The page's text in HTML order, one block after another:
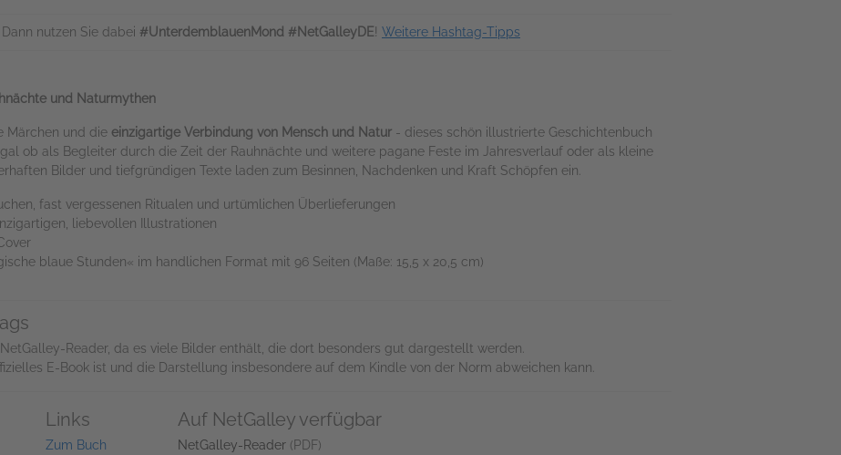
nutzen Sie dabei #UnterdemblauenMond #NetGalleyDE! Weitere Hashtag-Tipps
und Naturmythen
Märchen und die einzigartige Verbindung von Mensch und Natur - dieses schön illustrierte Geschichtenbuch
ob als Begleiter durch die Zeit der Rauhnächte und weitere pagane Feste im Jahresverlauf oder als kleine
Bilder und tiefgründigen Texte laden zum Besinnen, Nachdenken und Kraft Schöpfen ein.
fast vergessenen Ritualen und urtümlichen Überlieferungen
liebevollen Illustrationen
blaue Stunden« im handlichen Format mit 96 Seiten (Maße: 15,5 x 20,5 cm)
Reader, da es viele Bilder enthält, die dort besonders gut dargestellt werden.
E-Book ist und die Darstellung insbesondere auf dem Kindle von der Norm abweichen kann.
Links
Zum Buch
Auf NetGalley verfügbar
NetGalley-Reader (PDF)